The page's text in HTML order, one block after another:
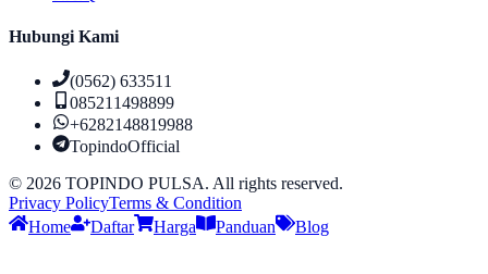
Hubungi Kami
(0562) 633511
085211498899
+6282148819988
TopindoOfficial
© 2026 TOPINDO PULSA. All rights reserved.
Privacy PolicyTerms & Condition
Home
Daftar Harga Panduan Blog